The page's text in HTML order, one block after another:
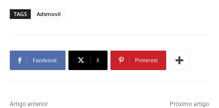
TAGS Adsmovil
Facebook X Pinterest
Artigo anterior Próximo artigo